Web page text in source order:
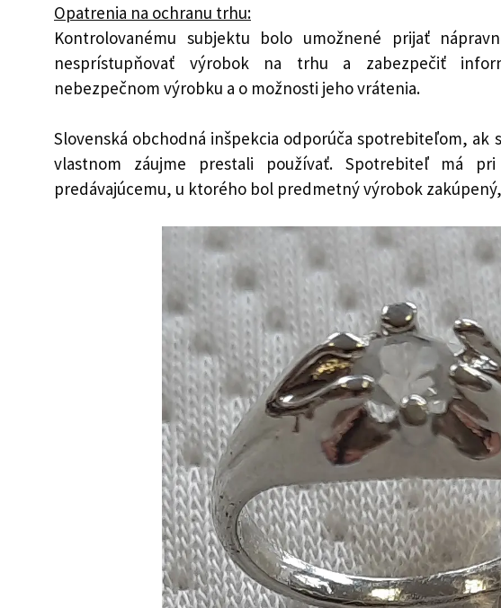
Opatrenia na ochranu trhu:
Kontrolovanému subjektu bolo umožnené prijať
nesprístupňovať výrobok na trhu a zabezpečiť
nebezpečnom výrobku a o možnosti jeho vrátenia.
Slovenská obchodná inšpekcia odporúča spotrebiteľom, ak
vlastnom záujme prestali používať. Spotrebiteľ má
predávajúcemu, u ktorého bol predmetný výrobok